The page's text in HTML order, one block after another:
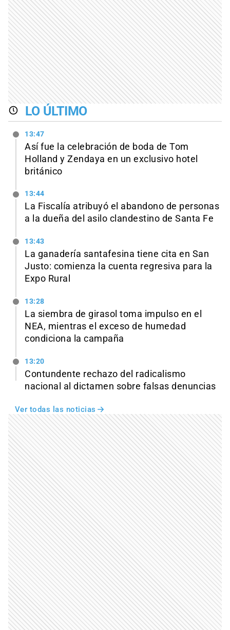
LO ÚLTIMO
13:47
Así fue la celebración de boda de Tom
Holland y Zendaya en un exclusivo hotel
británico
13:44
La Fiscalía atribuyó el abandono de personas
a la dueña del asilo clandestino de Santa Fe
13:43
La ganadería santafesina tiene cita en San
Justo: comienza la cuenta regresiva para la
Expo Rural
13:28
La siembra de girasol toma impulso en el
NEA, mientras el exceso de humedad
condiciona la campaña
13:20
Contundente rechazo del radicalismo
nacional al dictamen sobre falsas denuncias
Ver todas las noticias